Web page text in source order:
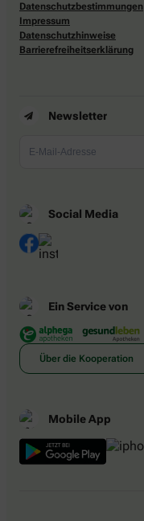
Datenschutzbestimmungen
Impressum
Datenschutzhinweise
Barrierefreiheitserklärung
Newsletter
Social Media
Ein Service von
Über die Kooperation
Mobile App